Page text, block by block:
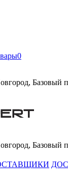
0
Базовый
Базовый